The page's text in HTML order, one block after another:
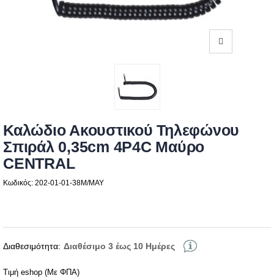
Καλώδιο Ακουστικού Τηλεφώνου
Σπιράλ 0,35cm 4P4C Μαύρο
CENTRAL
Κωδικός: 202-01-01-38M/MAY
Διαθεσιμότητα: Διαθέσιμο 3 έως 10 Ημέρες
Τιμή eshop (Με ΦΠΑ)